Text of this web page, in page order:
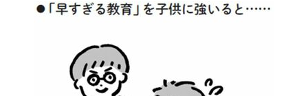
から、一人でも多くの親御さんが抜け出すことを願うばか